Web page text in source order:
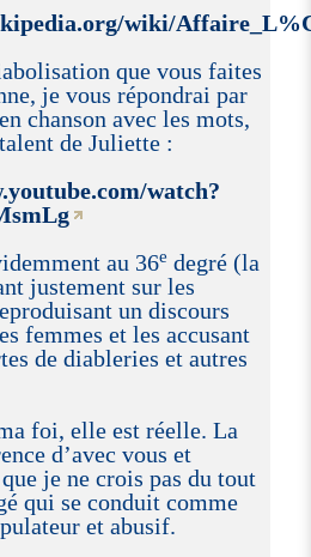
wiki/
que vous faites
je vous répondrai par
chanson avec les mots,
de Juliette :
watch?
au 36e degré (la
justement sur les
un discours
femmes et les accusant
de diableries et autres
foi, elle est réelle. La
d’avec vous et
je ne crois pas du tout
qui se conduit comme
et abusif.